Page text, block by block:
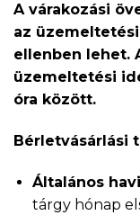
A várakozási
az
ellenben lehet.
üzemeltetési
óra között.
Bérletvásárlási
Általános
tárgy hónap